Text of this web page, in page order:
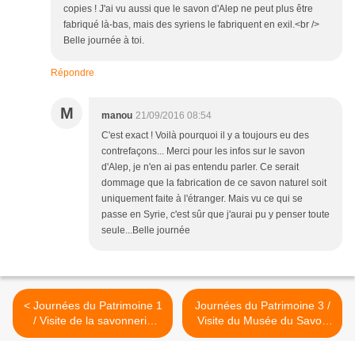
copies ! J'ai vu aussi que le savon d'Alep ne peut plus être
fabriqué là-bas, mais des syriens le fabriquent en exil.<br />
Belle journée à toi.
Répondre
M manou 21/09/2016 08:54
C'est exact ! Voilà pourquoi il y a toujours eu des
contrefaçons... Merci pour les infos sur le savon
d'Alep, je n'en ai pas entendu parler. Ce serait
dommage que la fabrication de ce savon naturel soit
uniquement faite à l'étranger. Mais vu ce qui se
passe en Syrie, c'est sûr que j'aurai pu y penser toute
seule...Belle journée
< Journées du Patrimoine 1
/ Visite de la savonnerie
Marius Fabre à Salon-de-
Journées du Patrimoine 3 /
Visite du Musée du Savon
de Marseille >